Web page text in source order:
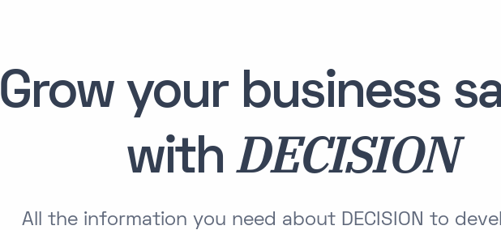
Grow your business
withDECISION
All the information you need about DECISION to